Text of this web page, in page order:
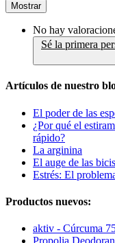
Mostrar
No hay
Sé la primera
Artículos de nuestro
El poder de las
¿Por qué el
rápido?
La arginina
El auge de las
Estrés: El
Productos nuevos:
aktiv - Cúrcuma